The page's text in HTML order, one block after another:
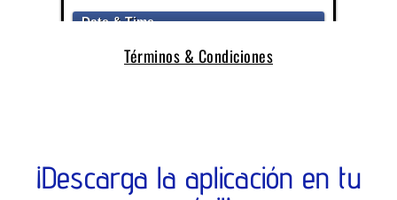
Términos & Condiciones
¡Descarga la aplicación en tu